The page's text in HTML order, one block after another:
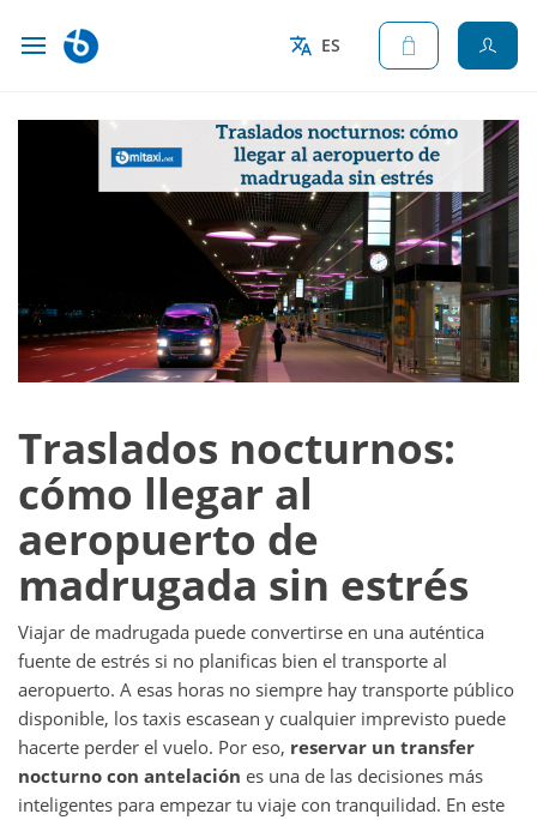
ES
Traslados nocturnos:
cómo llegar al
aeropuerto de
madrugada sin estrés
Viajar de madrugada puede convertirse en una auténtica
fuente de estrés si no planificas bien el transporte al
aeropuerto. A esas horas no siempre hay transporte público
disponible, los taxis escasean y cualquier imprevisto puede
hacerte perder el vuelo. Por eso, reservar un transfer
nocturno con antelación es una de las decisiones más
inteligentes para empezar tu viaje con tranquilidad. En este